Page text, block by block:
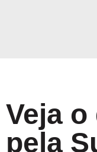
Veja
pela